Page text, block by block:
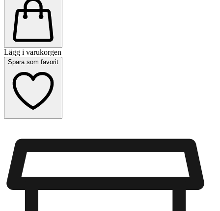
Lägg i varukorgen
Spara som favorit